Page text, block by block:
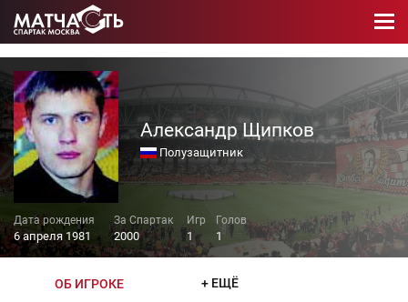
Александр Щипков
Полузащитник
6 апреля 1981 2000 1 1
ОБ ИГРОКЕ + ЕЩЁ